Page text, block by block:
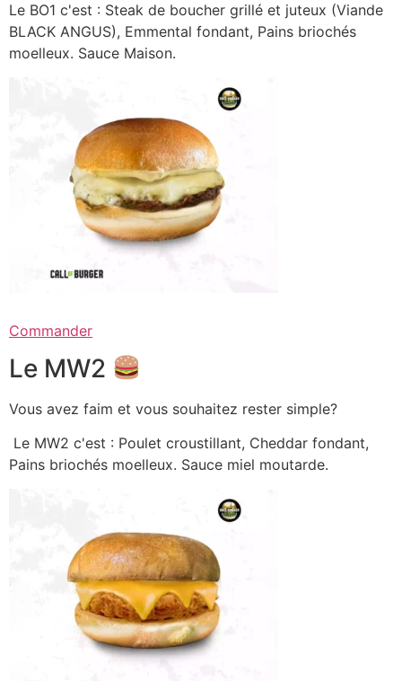
Le BO1 c'est : Steak de boucher grillé et juteux (Viande
BLACK ANGUS), Emmental fondant, Pains briochés
moelleux. Sauce Maison.
Commander
Le MW2
Vous avez faim et vous souhaitez rester simple?
Le MW2 c'est : Poulet croustillant, Cheddar fondant,
Pains briochés moelleux. Sauce miel moutarde.